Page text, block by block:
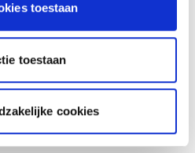
toestaan
toestaan
cookies